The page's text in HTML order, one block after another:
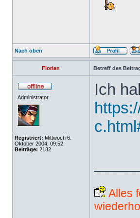
Nach oben
Florian Betreff des
Administrator
Registriert: Mittwoch 6.
Oktober 2004, 09:52
Beiträge: 2132
Ich
Alles